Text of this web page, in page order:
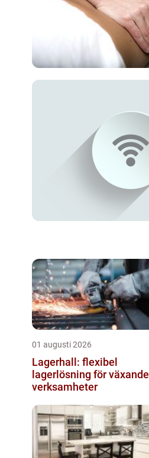
01 augusti 2026
Lagerhall: flexibel
lagerlösning för växande
verksamheter